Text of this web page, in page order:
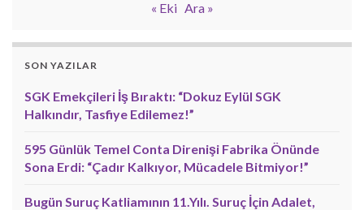
« Eki Ara »
SON YAZILAR
SGK Emekçileri İş Bıraktı: “Dokuz Eylül SGK
Halkındır, Tasfiye Edilemez!”
595 Günlük Temel Conta Direnişi Fabrika Önünde
Sona Erdi: “Çadır Kalkıyor, Mücadele Bitmiyor!”
Bugün Suruç Katliamının 11.Yılı. Suruç İçin Adalet,